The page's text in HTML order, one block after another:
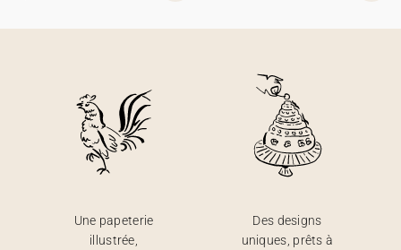
Une papeterie
illustrée,
Des designs
uniques, prêts à